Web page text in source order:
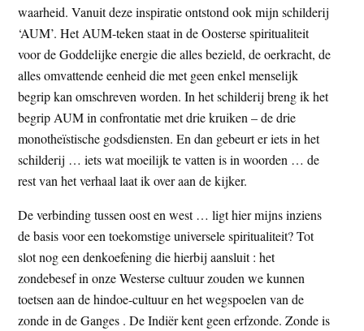
waarheid. Vanuit deze inspiratie ontstond ook mijn schilderij
‘AUM’. Het AUM-teken staat in de Oosterse spiritualiteit
voor de Goddelijke energie die alles bezield, de oerkracht, de
alles omvattende eenheid die met geen enkel menselijk
begrip kan omschreven worden. In het schilderij breng ik het
begrip AUM in confrontatie met drie kruiken – de drie
monotheïstische godsdiensten. En dan gebeurt er iets in het
schilderij … iets wat moeilijk te vatten is in woorden … de
rest van het verhaal laat ik over aan de kijker.
De verbinding tussen oost en west … ligt hier mijns inziens
de basis voor een toekomstige universele spiritualiteit? Tot
slot nog een denkoefening die hierbij aansluit : het
zondebesef in onze Westerse cultuur zouden we kunnen
toetsen aan de hindoe-cultuur en het wegspoelen van de
zonde in de Ganges . De Indiër kent geen erfzonde. Zonde is